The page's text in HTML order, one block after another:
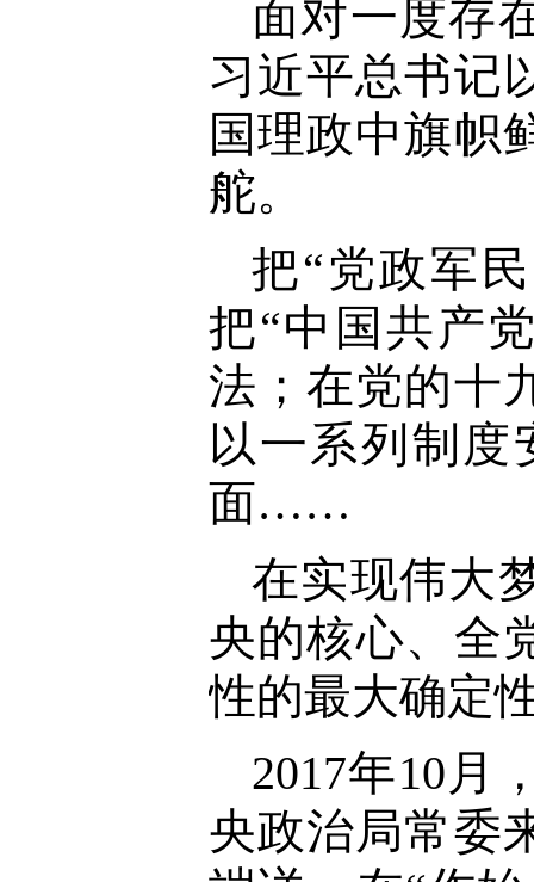
面对一度存
习近平总书记
国理政中旗帜
舵。
把“党政军
把“中国共产
法；在党的十
以一系列制度
面……
在实现伟大
央的核心、全
性的最大确定
2017年10月
央政治局常委